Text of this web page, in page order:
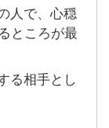
人で、心穏
ところが最
る相手とし